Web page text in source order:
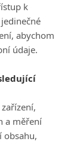
PŘIHLÁSIT
REGISTROVAT
nám na e-mail
|Pravidla webu
k
abychom
údaje.
a měření
obsahu,